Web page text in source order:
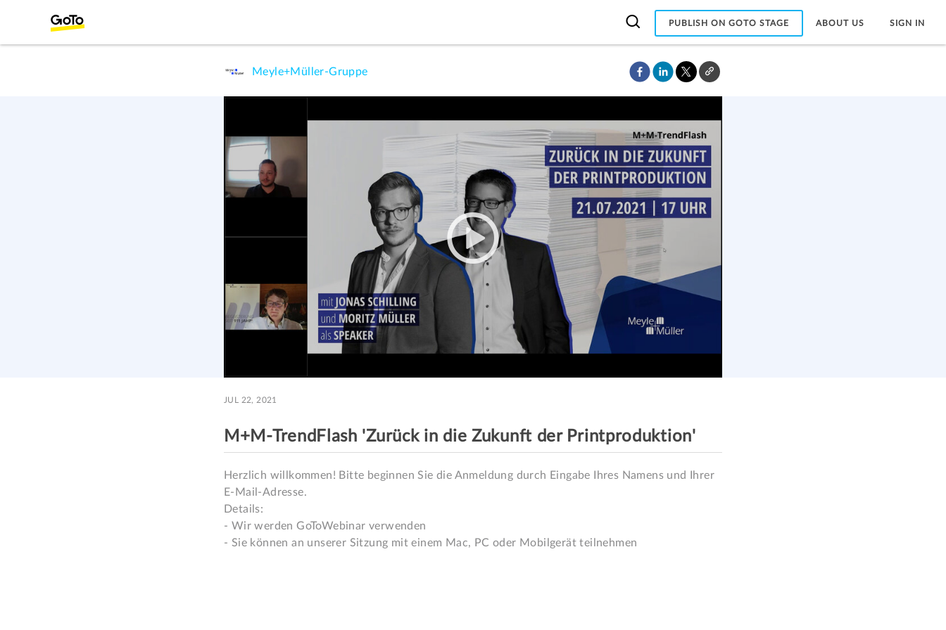
PUBLISH ON GOTO STAGE ABOUT US SIGN IN
Meyle+Müller-Gruppe
JUL 22, 2021
M+M-TrendFlash 'Zurück in die Zukunft der Printproduktion'
Herzlich willkommen! Bitte beginnen Sie die Anmeldung durch Eingabe Ihres Namens und Ihrer
E-Mail-Adresse.
Details:
- Wir werden GoToWebinar verwenden